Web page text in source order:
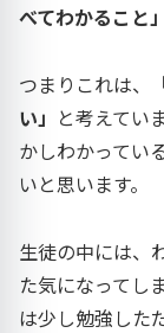
べてわかること」
つまりこれは、
い」 と考えてい
かしわかってい
いと思います。
生徒の中には、
た気になってし
は少し勉強した